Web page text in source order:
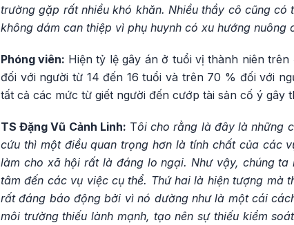
trường gặp rất nhiều khó khăn. Nhiều thầy cô cũng
không dám can thiệp vì phụ huynh có xu hướng nuông
Phóng viên: Hiện tỷ lệ gây án ở tuổi vị thành niên
đối với người từ 14 đến 16 tuổi và trên 70 % đối với
tất cả các mức từ giết người đến cướp tài sản cố ý
TS Đặng Vũ Cảnh Linh: Tôi cho rằng là đây là những
cứu thì một điều quan trọng hơn là tính chất của các
làm cho xã hội rất là đáng lo ngại. Như vậy, chúng
tâm đến các vụ việc cụ thể. Thứ hai là hiện tượng mà
rất đáng báo động bởi vì nó dường như là một cái
môi trường thiếu lành mạnh, tạo nên sự thiếu kiểm